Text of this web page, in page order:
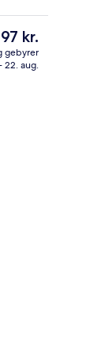
kr.
gebyrer
22. aug.